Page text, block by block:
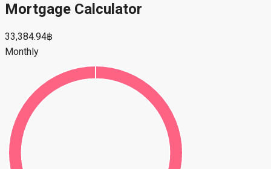
Mortgage Calculator
33,384.94฿
Monthly